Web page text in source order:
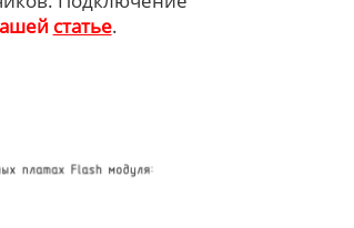
статье.